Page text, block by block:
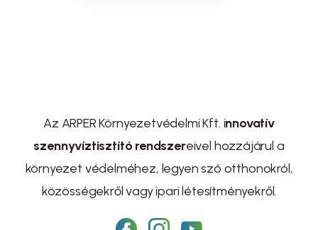
Az ARPER Környezetvédelmi Kft. innovatív
szennyvíztisztító rendszereivel hozzájárul a
környezet védelméhez, legyen szó otthonokról,
közösségekről vagy ipari létesítményekről.